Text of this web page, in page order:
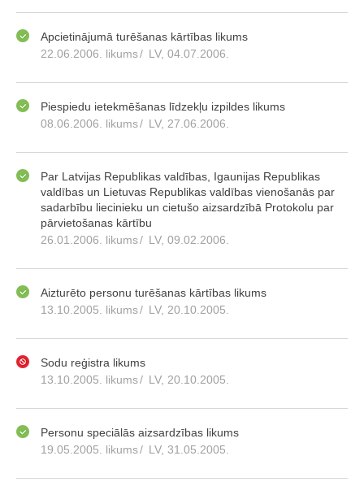
Apcietinājumā turēšanas kārtības likums
22.06.2006. likums/ LV, 04.07.2006.
Piespiedu ietekmēšanas līdzekļu izpildes likums
08.06.2006. likums/ LV, 27.06.2006.
Par Latvijas Republikas valdības, Igaunijas Republikas
valdības un Lietuvas Republikas valdības vienošanās par
sadarbību liecinieku un cietušo aizsardzībā Protokolu par
pārvietošanas kārtību
26.01.2006. likums/ LV, 09.02.2006.
Aizturēto personu turēšanas kārtības likums
13.10.2005. likums/ LV, 20.10.2005.
Sodu reģistra likums
13.10.2005. likums/ LV, 20.10.2005.
Personu speciālās aizsardzības likums
19.05.2005. likums/ LV, 31.05.2005.